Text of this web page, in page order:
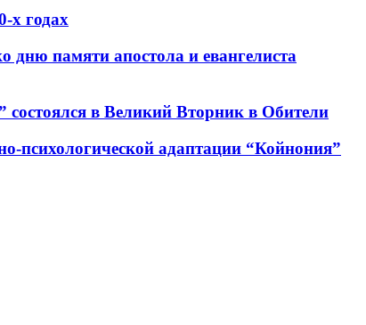
х годах
дню памяти апостола и евангелиста
в Великий Вторник в Обители
психологической адаптации “Койнония”